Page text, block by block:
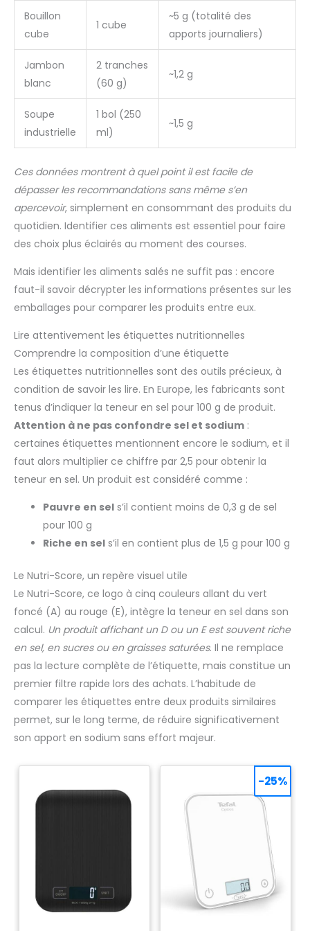
Bouillon
cube
1 cube
~5 g (totalité des
apports journaliers)
Jambon
blanc
2 tranches
(60 g)
~1,2 g
Soupe
industrielle
1 bol (250
ml)
~1,5 g
Ces données montrent à quel point il est facile de
dépasser les recommandations sans même s’en
apercevoir, simplement en consommant des produits du
quotidien. Identifier ces aliments est essentiel pour faire
des choix plus éclairés au moment des courses.
Mais identifier les aliments salés ne suffit pas : encore
faut-il savoir décrypter les informations présentes sur les
emballages pour comparer les produits entre eux.
Lire attentivement les étiquettes nutritionnelles
Comprendre la composition d’une étiquette
Les étiquettes nutritionnelles sont des outils précieux, à
condition de savoir les lire. En Europe, les fabricants sont
tenus d’indiquer la teneur en sel pour 100 g de produit.
Attention à ne pas confondre sel et sodium :
certaines étiquettes mentionnent encore le sodium, et il
faut alors multiplier ce chiffre par 2,5 pour obtenir la
teneur en sel. Un produit est considéré comme :
Pauvre en sel s’il contient moins de 0,3 g de sel
pour 100 g
Riche en sel s’il en contient plus de 1,5 g pour 100 g
Le Nutri-Score, un repère visuel utile
Le Nutri-Score, ce logo à cinq couleurs allant du vert
foncé (A) au rouge (E), intègre la teneur en sel dans son
calcul. Un produit affichant un D ou un E est souvent riche
en sel, en sucres ou en graisses saturées. Il ne remplace
pas la lecture complète de l’étiquette, mais constitue un
premier filtre rapide lors des achats. L’habitude de
comparer les étiquettes entre deux produits similaires
permet, sur le long terme, de réduire significativement
son apport en sodium sans effort majeur.
-25%